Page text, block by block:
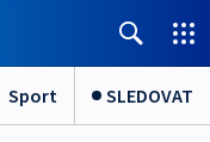
Sport SLEDOVAT